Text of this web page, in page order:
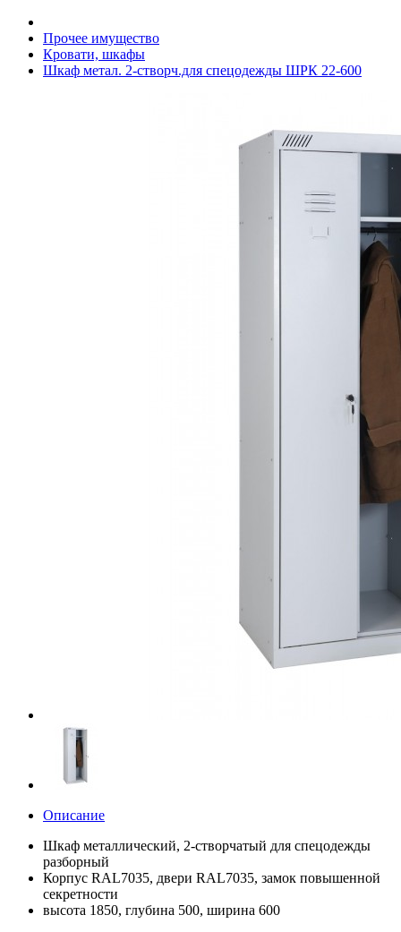
Прочее имущество
Кровати, шкафы
Шкаф метал. 2-створч.для спецодежды ШРК 22-600
Описание
Шкаф металлический, 2-створчатый для спецодежды
разборный
Корпус RAL7035, двери RAL7035, замок повышенной
секретности
высота 1850, глубина 500, ширина 600